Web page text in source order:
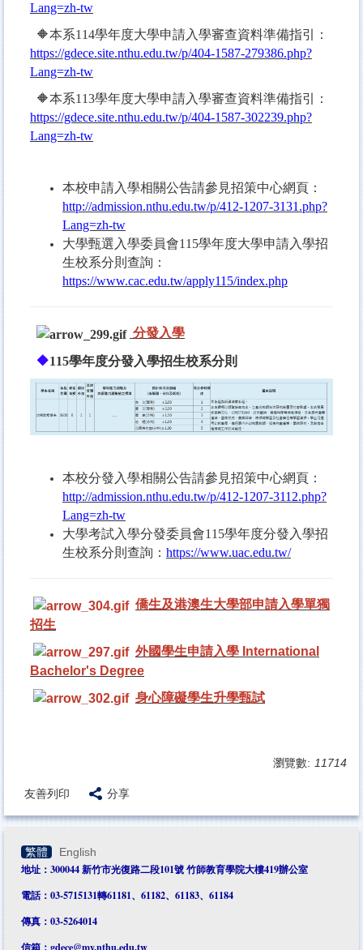
Lang=zh-tw
🔶本系114學年度大學申請入學審查資料準備指引：
https://gdece.site.nthu.edu.tw/p/404-1587-279386.php?
Lang=zh-tw
🔶本系113學年度大學申請入學審查資料準備指引：
https://gdece.site.nthu.edu.tw/p/404-1587-302239.php?
Lang=zh-tw
本校申請入學相關公告請參見招策中心網頁：
http://admission.nthu.edu.tw/p/412-1207-3131.php?
Lang=zh-tw
大學甄選入學委員會115學年度大學申請入學招
生校系分則查詢：
https://www.cac.edu.tw/apply115/index.php
分發入學
🔶115學年度分發入學招生校系分則
本校分發入學相關公告請參見招策中心網頁：
http://admission.nthu.edu.tw/p/412-1207-3112.php?
Lang=zh-tw
大學考試入學分發委員會115學年度分發入學招
生校系分則查詢： https://www.uac.edu.tw/
僑生及港澳生大學部申請入學單獨
招生
外國學生申請入學 International
Bachelor's Degree
身心障礙學生升學甄試
瀏覽數: 11714
友善列印 分享
繁體 English
地址：300044 新竹市光復路二段101號 竹師教育學院大樓419辦公室
電話：03-5715131轉61181、61182、61183、61184
傳真：03-5264014
信箱： gdece@my.nthu.edu.tw